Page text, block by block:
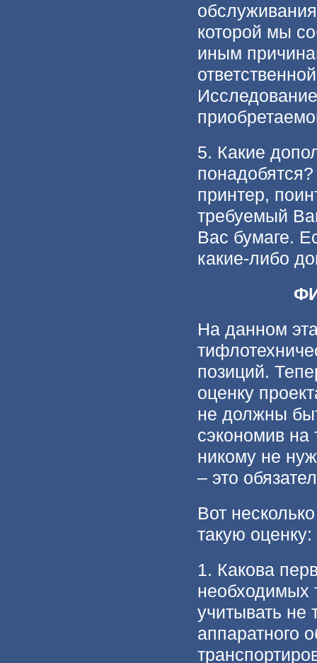
которой мы
иным
5. Какие
принтер,
требуемый
Вас бумаге.
какие-либо
На данном
позиций.
оценку
не должны
сэкономив на
никому не
– это
Вот
такую оценку:
1. Какова
необходимых
учитывать не
аппаратного